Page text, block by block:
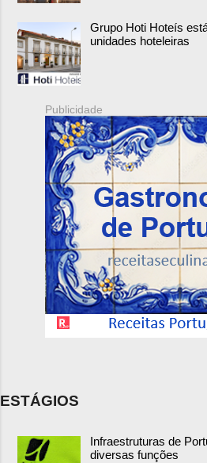
Grupo Hoti Hoteís
unidades hoteleiras
Publicidade
ESTÁGIOS
Infraestruturas de
diversas funções